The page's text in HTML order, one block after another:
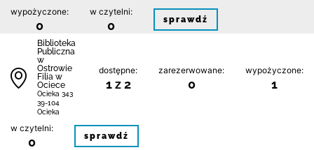
wypożyczone:
0
w czytelni:
0 sprawdź
Biblioteka
Publiczna
w
Ostrowie
Filia w
Ociece
Ocieka 343
39-104
Ocieka
dostępne:
1 z 2
zarezerwowane:
0
wypożyczone:
1
w czytelni:
0 sprawdź